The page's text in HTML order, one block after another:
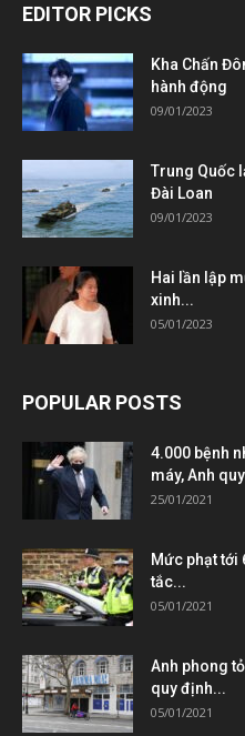
EDITOR PICKS
Kha Chấn
hành động
09/01/2023
Trung Quốc
Đài Loan
09/01/2023
Hai lần lập
xinh...
05/01/2023
POPULAR POSTS
4.000 bệnh
máy, Anh
25/01/2021
Mức phạt tới
tắc...
05/01/2021
Anh phong
quy định...
05/01/2021